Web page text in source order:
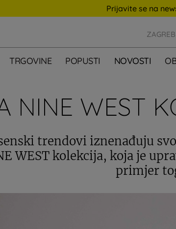
Prijavite se na
TRGOVINE POPUSTI NOVOSTI
NINE WEST
trendovi iznenađuju
WEST kolekcija, koja je
primjer